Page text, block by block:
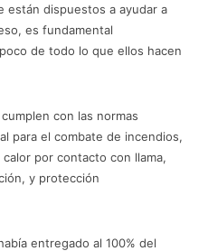
están dispuestos a ayudar a
es fundamental
de todo lo que ellos hacen
con las normas
para el combate de incendios,
por contacto con llama,
y protección
entregado al 100% del